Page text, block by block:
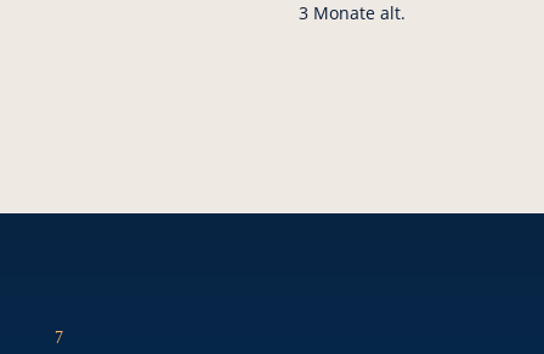
3 Monate alt.
7